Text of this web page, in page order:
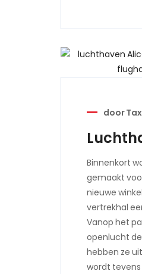
door
Binnenkort
gemaakt
nieuwe
vertrekhal
Vanop het
openlucht
hebben ze
wordt